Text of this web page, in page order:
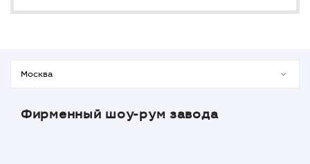
Фирменный шоу-рум завода